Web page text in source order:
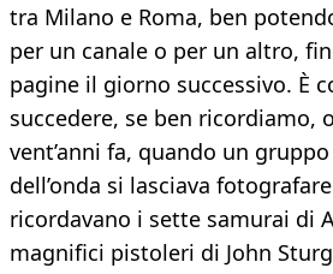
tra Milano e Roma, ben
per un canale o per un altro,
pagine il giorno successivo. È
succedere, se ben ricordiamo,
vent’anni fa, quando un
dell’onda si lasciava
ricordavano i sette samurai di
magnifici pistoleri di John